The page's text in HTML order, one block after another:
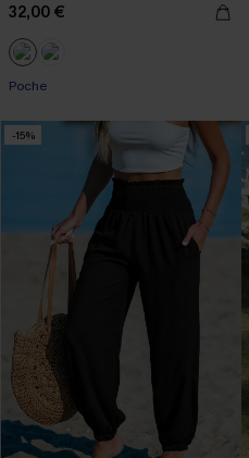
32,00 €
Poche
-15%